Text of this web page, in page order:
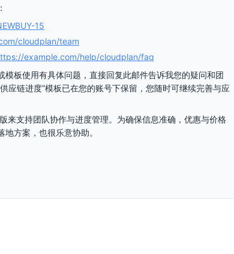
15
cloudplan/team
example.com/help/cloudplan/faq
板使用有具体问题，直接回复此邮件告诉我您的疑问和团
应链进度”模板已在您的账号下保留，您随时可继续完善与应
来支持团队协作与进度管理。为确保信息准确，优惠与价格
方案，也很乐意协助。